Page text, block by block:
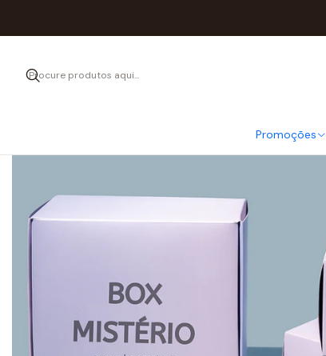
Promoções